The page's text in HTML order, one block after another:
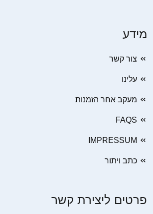
מידע
צור קשר
עלינו
מעקב אחר הזמנות
FAQS
IMPRESSUM
כתב ויתור
פרטים ליצירת קשר